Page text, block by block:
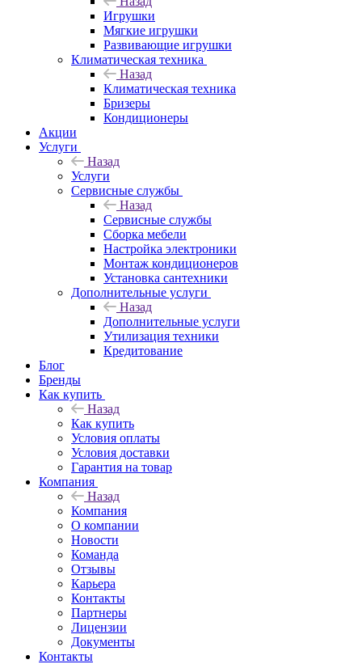
Игрушки
Мягкие игрушки
Развивающие игрушки
Климатическая техника
Назад
Климатическая техника
Бризеры
Кондиционеры
Акции
Услуги
Назад
Услуги
Сервисные службы
Назад
Сервисные службы
Сборка мебели
Настройка электроники
Монтаж кондиционеров
Установка сантехники
Дополнительные услуги
Назад
Дополнительные услуги
Утилизация техники
Кредитование
Блог
Бренды
Как купить
Назад
Как купить
Условия оплаты
Условия доставки
Гарантия на товар
Компания
Назад
Компания
О компании
Новости
Команда
Отзывы
Карьера
Контакты
Партнеры
Лицензии
Документы
Контакты